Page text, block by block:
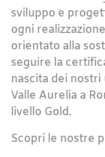
sviluppo e
ogni
orientato alla
seguire la
nascita dei
Valle Aurelia a
livello Gold.
Scopri le nostre